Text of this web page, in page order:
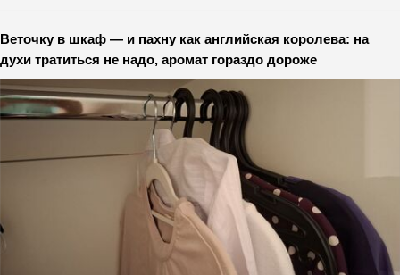
Веточку в шкаф — и пахну как английская королева: на
духи тратиться не надо, аромат гораздо дороже